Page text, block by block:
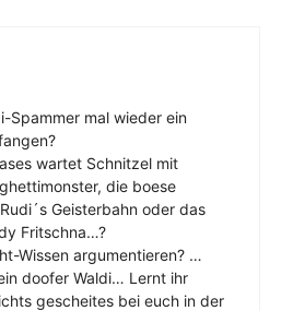
Spammer mal wieder ein
wartet Schnitzel mit
die boese
Geisterbahn oder das
Fritschna…?
Wissen argumentieren? …
doofer Waldi… Lernt ihr
gescheites bei euch in der